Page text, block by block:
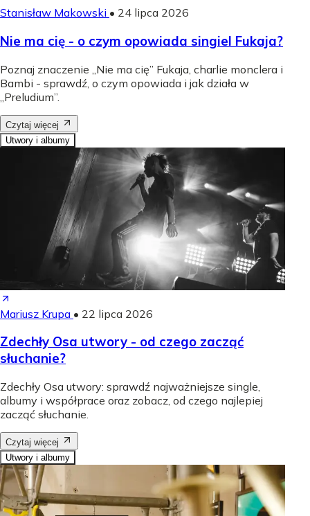
Stanisław Makowski • 24 lipca 2026
Nie ma cię - o czym opowiada singiel Fukaja?
Poznaj znaczenie „Nie ma cię” Fukaja, charlie monclera i
Bambi - sprawdź, o czym opowiada i jak działa w
„Preludium”.
Czytaj więcej
Utwory i albumy
Mariusz Krupa • 22 lipca 2026
Zdechły Osa utwory - od czego zacząć
słuchanie?
Zdechły Osa utwory: sprawdź najważniejsze single,
albumy i współprace oraz zobacz, od czego najlepiej
zacząć słuchanie.
Czytaj więcej
Utwory i albumy